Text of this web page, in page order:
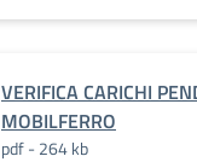
VERIFICA CARICHI
MOBILFERRO
pdf - 264 kb